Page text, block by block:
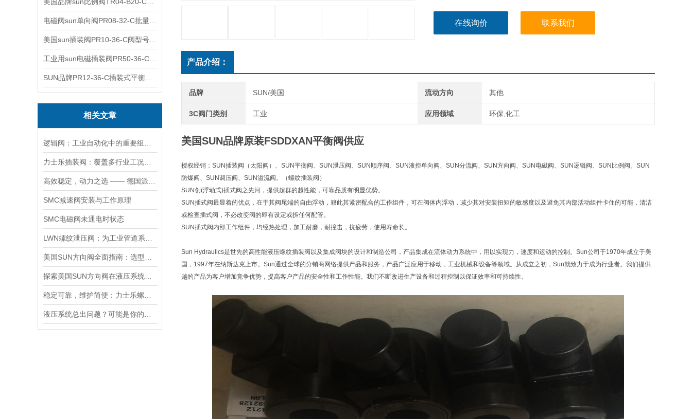
相关文章
SMC减速阀安装与工作原理
SMC电磁阀未通电时状态
在线询价 联系我们
产品介绍：
品牌 SUN/美国 流动方向 其他
3C阀门类别 工业 应用领域 环保,化工
美国SUN品牌原装FSDDXAN平衡阀供应
授权经销：SUN插装阀（太阳阀）、SUN平衡阀、SUN泄压阀、SUN顺序阀、SUN液控单向阀、SUN分流阀、SUN方向阀、SUN电磁阀、SUN逻辑阀、SUN比例阀。SUN
防爆阀、SUN调压阀、SUN溢流阀。（螺纹插装阀）
SUN创(浮动式)插式阀之先河，提供超群的越性能，可靠品质有明显优势。
SUN插式阀最显着的优点，在于其阀尾端的自由浮动，籍此其紧密配合的工作组件，可在阀体内浮动，减少其对安装扭矩的敏感度以及避免其内部活动组件卡住的可能，清洁
或检查插式阀，不必改变阀的即有设定或拆任何配管。
SUN插式阀内部工作组件，均经热处理，加工耐磨，耐撞击，抗疲劳，使用寿命长。
Sun Hydraulics是世先的高性能液压螺纹插装阀以及集成阀块的设计和制造公司，产品集成在流体动力系统中，用以实现力，速度和运动的控制。Sun公司于1970年成立于美
国，1997年在纳斯达克上市。Sun通过全球的分销商网络提供产品和服务，产品广泛应用于移动，工业机械和设备等领域。从成立之初，Sun就致力于成为行业者。我们提供
越的产品为客户增加竞争优势，提高客户产品的安全性和工作性能。我们不断改进生产设备和过程控制以保证效率和可持续性。